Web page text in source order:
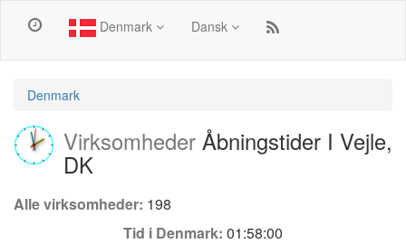
Denmark Dansk
Denmark
Virksomheder Åbningstider I Vejle,
DK
Alle virksomheder: 198
Tid i Denmark: 01:58:00